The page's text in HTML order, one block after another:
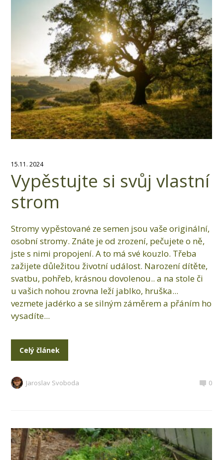
15.11. 2024
Vypěstujte si svůj vlastní
strom
Stromy vypěstované ze semen jsou vaše originální,
osobní stromy. Znáte je od zrození, pečujete o ně,
jste s nimi propojení. A to má své kouzlo. Třeba
zažijete důležitou životní událost. Narození dítěte,
svatbu, pohřeb, krásnou dovolenou.. a na stole či
u vašich nohou zrovna leží jablko, hruška...
vezmete jadérko a se silným záměrem a přáním ho
vysadíte...
Celý článek
Jaroslav Svoboda 0